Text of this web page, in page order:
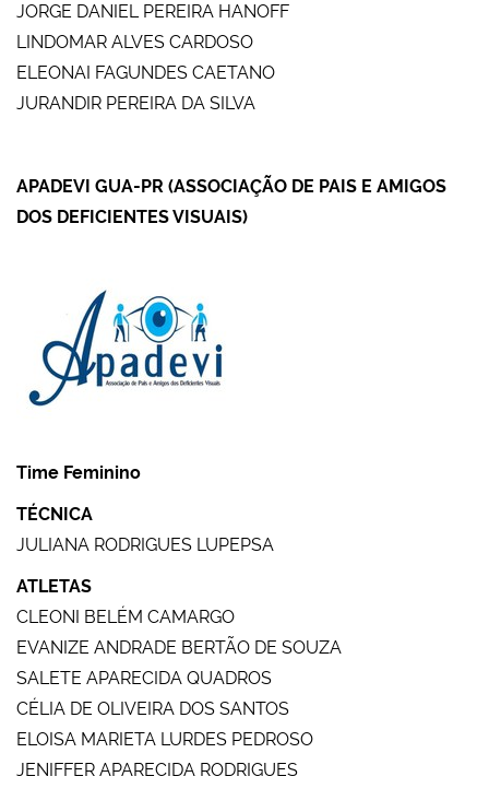
JORGE DANIEL PEREIRA HANOFF
LINDOMAR ALVES CARDOSO
ELEONAI FAGUNDES CAETANO
JURANDIR PEREIRA DA SILVA
APADEVI GUA-PR (ASSOCIAÇÃO DE PAIS E AMIGOS
DOS DEFICIENTES VISUAIS)
Time Feminino
TÉCNICA
JULIANA RODRIGUES LUPEPSA
ATLETAS
CLEONI BELÉM CAMARGO
EVANIZE ANDRADE BERTÃO DE SOUZA
SALETE APARECIDA QUADROS
CÉLIA DE OLIVEIRA DOS SANTOS
ELOISA MARIETA LURDES PEDROSO
JENIFFER APARECIDA RODRIGUES